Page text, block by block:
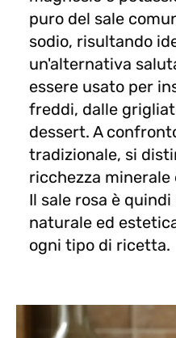
puro del sale
sodio, risultando
un'alternativa
essere usato per
freddi, dalle
dessert. A
tradizionale, si
ricchezza minerale
Il sale rosa è
naturale ed
ogni tipo di ricetta.